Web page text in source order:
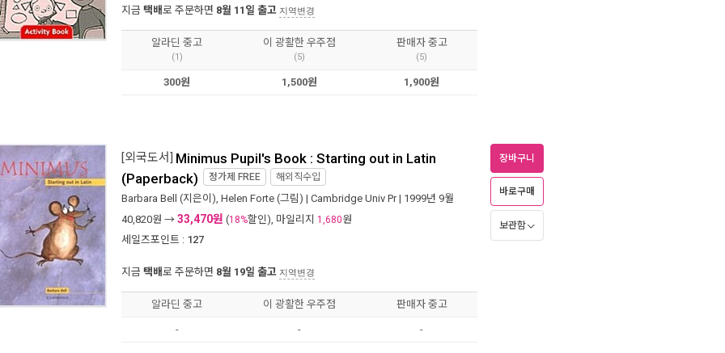
지금 택배로 주문하면 8월 11일 출고 지역변경
알라딘 중고
(1)
이 광활한 우주점
(5)
판매자 중고
(5)
300원 1,500원 1,900원
[외국도서] Minimus Pupil's Book : Starting out in Latin
(Paperback) 정가제 FREE 해외직수입
Barbara Bell (지은이), Helen Forte (그림) | Cambridge Univ Pr| 1999년 9월
40,820원 → 33,470원 (18%할인), 마일리지 1,680원
세일즈포인트 : 127
지금 택배로 주문하면 8월 19일 출고 지역변경
장바구니
바로구매
보관함
알라딘 중고 이 광활한 우주점 판매자 중고
- - -